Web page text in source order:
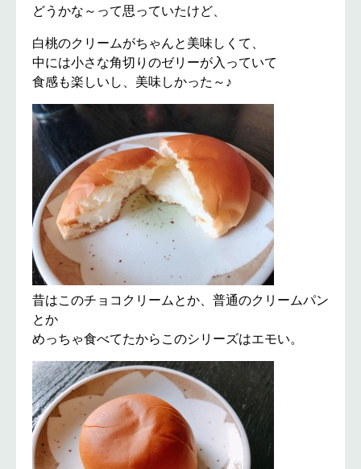
どうかな～って思っていたけど、
白桃のクリームがちゃんと美味しくて、
中には小さな角切りのゼリーが入っていて
食感も楽しいし、美味しかった～♪
昔はこのチョコクリームとか、普通のクリームパン
とか
めっちゃ食べてたからこのシリーズはエモい。